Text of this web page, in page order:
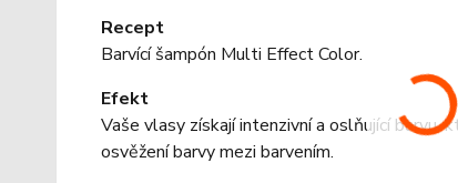
Recept
Barvící šampón Multi Effect Color.
Efekt
Vaše vlasy získají intenzivní a oslňující barvu,
osvěžení barvy mezi barvením.